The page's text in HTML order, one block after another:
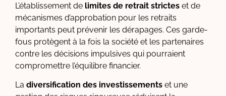
L’établissement de limites de retrait strictes et de
mécanismes d’approbation pour les retraits
importants peut prévenir les dérapages. Ces garde-
fous protègent à la fois la société et les partenaires
contre les décisions impulsives qui pourraient
compromettre l’équilibre financier.
La diversification des investissements et une